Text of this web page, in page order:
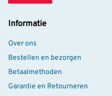
Informatie
Over ons
Bestellen en bezorgen
Betaalmethoden
Garantie en Retourneren